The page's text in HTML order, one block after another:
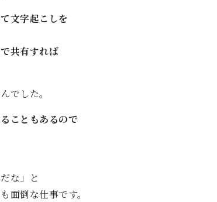
文字起こしを
共有すれば
でした。
こともあるので
な」と
面倒な仕事です。